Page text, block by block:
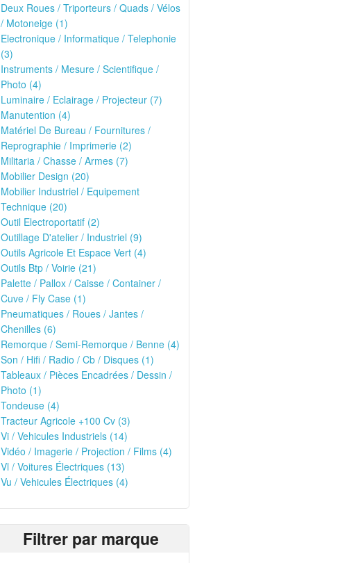
Deux Roues / Triporteurs / Quads / Vélos
/ Motoneige (1)
Electronique / Informatique / Telephonie
(3)
Instruments / Mesure / Scientifique /
Photo (4)
Luminaire / Eclairage / Projecteur (7)
Manutention (4)
Matériel De Bureau / Fournitures /
Reprographie / Imprimerie (2)
Militaria / Chasse / Armes (7)
Mobilier Design (20)
Mobilier Industriel / Equipement
Technique (20)
Outil Electroportatif (2)
Outillage D'atelier / Industriel (9)
Outils Agricole Et Espace Vert (4)
Outils Btp / Voirie (21)
Palette / Pallox / Caisse / Container /
Cuve / Fly Case (1)
Pneumatiques / Roues / Jantes /
Chenilles (6)
Remorque / Semi-Remorque / Benne (4)
Son / Hifi / Radio / Cb / Disques (1)
Tableaux / Pièces Encadrées / Dessin /
Photo (1)
Tondeuse (4)
Tracteur Agricole +100 Cv (3)
Vi / Vehicules Industriels (14)
Vidéo / Imagerie / Projection / Films (4)
Vl / Voitures Électriques (13)
Vu / Vehicules Électriques (4)
Filtrer par marque